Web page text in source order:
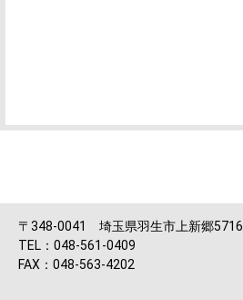
〒348-0041 埼玉県羽生市上新郷5716
TEL：048-561-0409
FAX：048-563-4202